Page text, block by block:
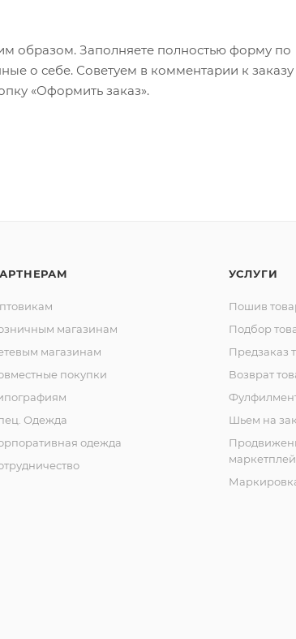
образом. Заполняете полностью форму по
о себе. Советуем в комментарии к заказу
«Оформить заказ».
магазинам
магазинам
покупки
Одежда
одежда
УСЛУГИ
Пошив
Подбор
Предзаказ
Возврат
Шьем на